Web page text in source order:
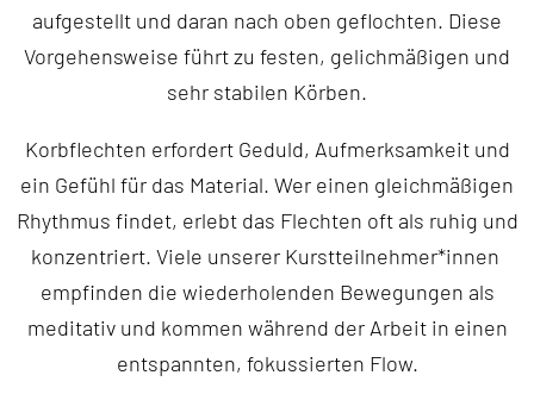
aufgestellt und daran nach oben geflochten. Diese
Vorgehensweise führt zu festen, gelichmäßigen und
sehr stabilen Körben.
Korbflechten erfordert Geduld, Aufmerksamkeit und
ein Gefühl für das Material. Wer einen gleichmäßigen
Rhythmus findet, erlebt das Flechten oft als ruhig und
konzentriert. Viele unserer Kurstteilnehmer*innen
empfinden die wiederholenden Bewegungen als
meditativ und kommen während der Arbeit in einen
entspannten, fokussierten Flow.